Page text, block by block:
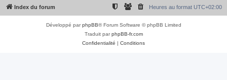
Index du forum Heures au format UTC+02:00
Développé parphpBB® Forum Software © phpBB Limited
Traduit parphpBB-fr.com
Confidentialité | Conditions